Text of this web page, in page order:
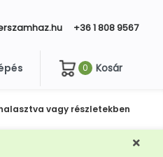
+36 1 808 9567
0 Kosár
vagy részletekben